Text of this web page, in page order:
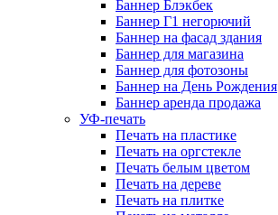
Баннер Блэкбек
Баннер Г1 негорючий
Баннер на фасад здания
Баннер для магазина
Баннер для фотозоны
Баннер на День Рождения
Баннер аренда продажа
УФ-печать
Печать на пластике
Печать на оргстекле
Печать белым цветом
Печать на дереве
Печать на плитке